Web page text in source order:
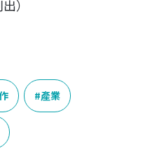
）
產業